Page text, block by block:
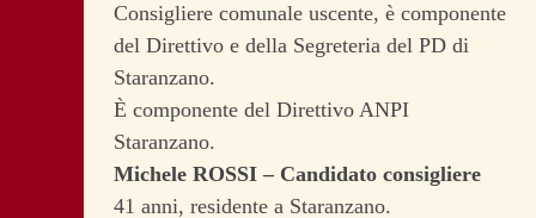
Consigliere comunale uscente, è componente
del Direttivo e della Segreteria del PD di
Staranzano.
È componente del Direttivo ANPI
Staranzano.
Michele ROSSI – Candidato consigliere
41 anni, residente a Staranzano.